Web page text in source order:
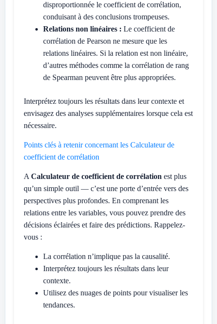
disproportionnée le coefficient de corrélation,
conduisant à des conclusions trompeuses.
Relations non linéaires : Le coefficient de
corrélation de Pearson ne mesure que les
relations linéaires. Si la relation est non linéaire,
d’autres méthodes comme la corrélation de rang
de Spearman peuvent être plus appropriées.
Interprétez toujours les résultats dans leur contexte et
envisagez des analyses supplémentaires lorsque cela est
nécessaire.
Points clés à retenir concernant les Calculateur de
coefficient de corrélation
A Calculateur de coefficient de corrélation est plus
qu’un simple outil — c’est une porte d’entrée vers des
perspectives plus profondes. En comprenant les
relations entre les variables, vous pouvez prendre des
décisions éclairées et faire des prédictions. Rappelez-
vous :
La corrélation n’implique pas la causalité.
Interprétez toujours les résultats dans leur
contexte.
Utilisez des nuages de points pour visualiser les
tendances.